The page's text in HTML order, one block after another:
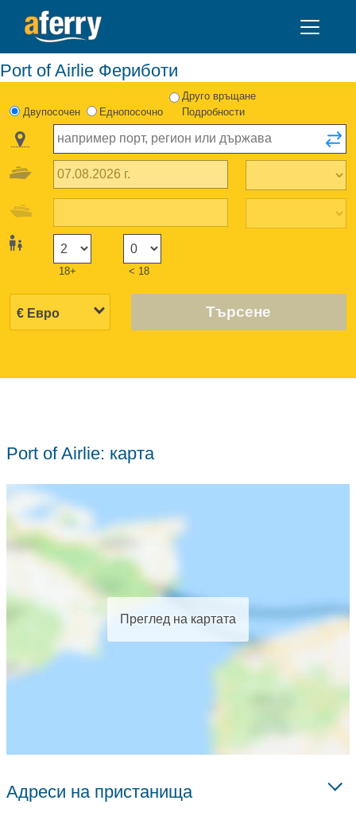
Port of Airlie Фериботи
Двупосочен Еднопосочно
Друго връщане
Подробности
18+ < 18
Търсене
Port of Airlie: карта
Преглед на картата
Адреси на пристанища